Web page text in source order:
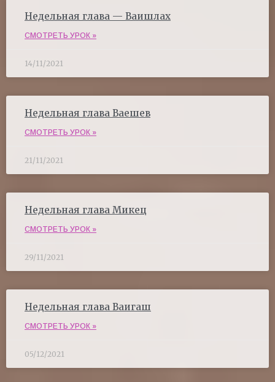
Недельная глава — Ваишлах
СМОТРЕТЬ УРОК »
14/11/2021
Недельная глава Ваешев
СМОТРЕТЬ УРОК »
21/11/2021
Недельная глава Микец
СМОТРЕТЬ УРОК »
29/11/2021
Недельная глава Ваигаш
СМОТРЕТЬ УРОК »
05/12/2021